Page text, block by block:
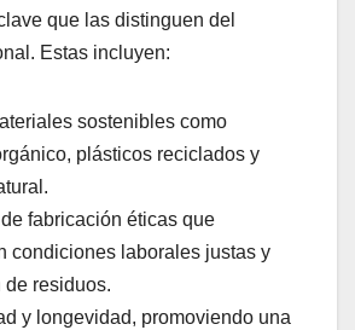
que las distinguen del
Estas incluyen:
sostenibles como
plásticos reciclados y
fabricación éticas que
condiciones laborales justas y
de residuos.
y longevidad, promoviendo una